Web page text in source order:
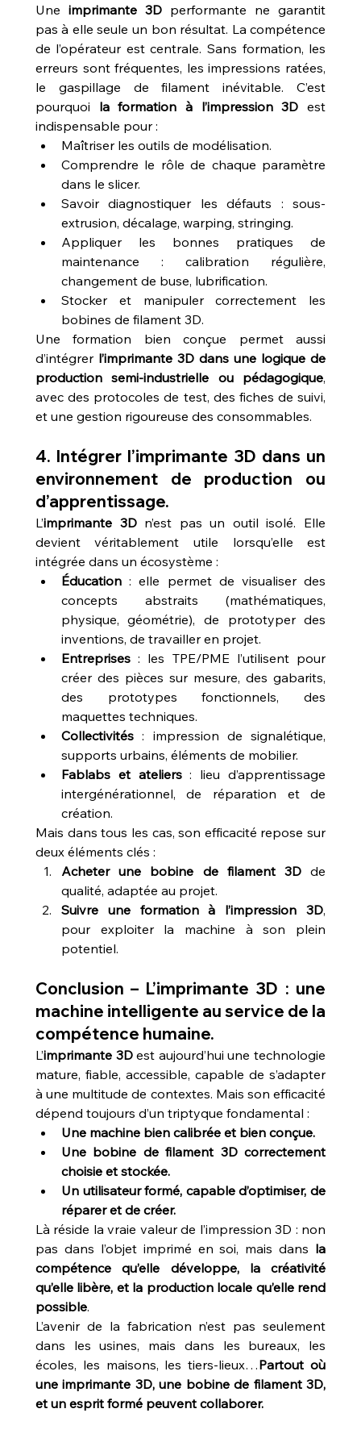
Une imprimante 3D performante ne garantit
pas à elle seule un bon résultat. La compétence
de l’opérateur est centrale. Sans formation, les
erreurs sont fréquentes, les impressions ratées,
le gaspillage de filament inévitable. C’est
pourquoi la formation à l’impression 3D est
indispensable pour :
Maîtriser les outils de modélisation.
Comprendre le rôle de chaque paramètre
dans le slicer.
Savoir diagnostiquer les défauts : sous-
extrusion, décalage, warping, stringing.
Appliquer les bonnes pratiques de
maintenance : calibration régulière,
changement de buse, lubrification.
Stocker et manipuler correctement les
bobines de filament 3D.
Une formation bien conçue permet aussi
d’intégrer l’imprimante 3D dans une logique de
production semi-industrielle ou pédagogique,
avec des protocoles de test, des fiches de suivi,
et une gestion rigoureuse des consommables.
4. Intégrer l’imprimante 3D dans un
environnement de production ou
d’apprentissage.
L’imprimante 3D n’est pas un outil isolé. Elle
devient véritablement utile lorsqu’elle est
intégrée dans un écosystème :
Éducation : elle permet de visualiser des
concepts abstraits (mathématiques,
physique, géométrie), de prototyper des
inventions, de travailler en projet.
Entreprises : les TPE/PME l’utilisent pour
créer des pièces sur mesure, des gabarits,
des prototypes fonctionnels, des
maquettes techniques.
Collectivités : impression de signalétique,
supports urbains, éléments de mobilier.
Fablabs et ateliers : lieu d’apprentissage
intergénérationnel, de réparation et de
création.
Mais dans tous les cas, son efficacité repose sur
deux éléments clés :
Acheter une bobine de filament 3D de
qualité, adaptée au projet.
Suivre une formation à l’impression 3D,
pour exploiter la machine à son plein
potentiel.
Conclusion – L’imprimante 3D : une
machine intelligente au service de la
compétence humaine.
L’imprimante 3D est aujourd’hui une technologie
mature, fiable, accessible, capable de s’adapter
à une multitude de contextes. Mais son efficacité
dépend toujours d’un triptyque fondamental :
Une machine bien calibrée et bien conçue.
Une bobine de filament 3D correctement
choisie et stockée.
Un utilisateur formé, capable d’optimiser, de
réparer et de créer.
Là réside la vraie valeur de l’impression 3D : non
pas dans l’objet imprimé en soi, mais dans la
compétence qu’elle développe, la créativité
qu’elle libère, et la production locale qu’elle rend
possible.
L’avenir de la fabrication n’est pas seulement
dans les usines, mais dans les bureaux, les
écoles, les maisons, les tiers-lieux…Partout où
une imprimante 3D, une bobine de filament 3D,
et un esprit formé peuvent collaborer.